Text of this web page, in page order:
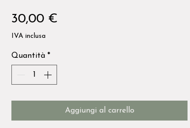
30,00 €
IVA inclusa
Quantità *
Aggiungi al carrello